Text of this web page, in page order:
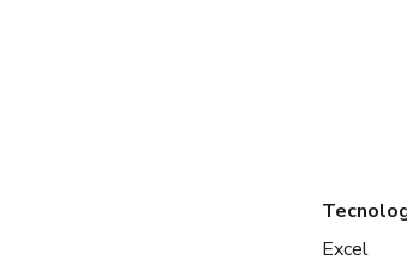
Excel